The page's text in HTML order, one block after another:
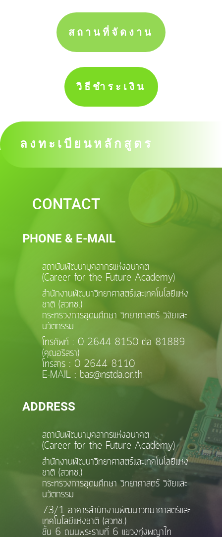
สถานที่จัดงาน
วิธีชำระเงิน
ลงทะเบียนหลักสูตร
CONTACT
PHONE & E-MAIL
สถาบันพัฒนาบุคลากรแห่งอนาคต
(Career for the Future Academy)
สำนักงานพัฒนาวิทยาศาสตร์และเทคโนโลยีแห่ง
ชาติ (สวทช.)
กระทรวงการอุดมศึกษา วิทยาศาสตร์ วิจัยและ
นวัตกรรม
โทรศัพท์ : 0 2644 8150 ต่อ 81889
(คุณอริสรา)
โทรสาร : 0 2644 8110
E-MAIL : bas@nstda.or.th
ADDRESS
สถาบันพัฒนาบุคลากรแห่งอนาคต
(Career for the Future Academy)
สำนักงานพัฒนาวิทยาศาสตร์และเทคโนโลยีแห่ง
ชาติ (สวทช.)
กระทรวงการอุดมศึกษา วิทยาศาสตร์ วิจัยและ
นวัตกรรม
73/1 อาคารสำนักงานพัฒนาวิทยาศาสตร์และ
เทคโนโลยีแห่งชาติ (สวทช.)
ชั้น 6 ถนนพระรามที่ 6 แขวงทุ่งพญาไท